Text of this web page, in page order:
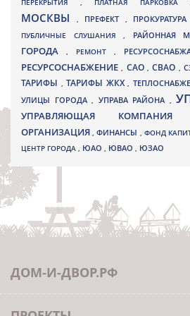
ПЕРЕКРЫТИЯ , ПЛАТНАЯ ПАРКОВКА
МОСКВЫ
, ПРЕФЕКТ , ПРОКУРАТУРА
ПУБЛИЧНЫЕ СЛУШАНИЯ , РАЙОННАЯ
ГОРОДА
, РЕМОНТ ,
РЕСУРСОСНАБЖЕНИЕ, САО,СВАО ,
ТАРИФЫ , ТАРИФЫ ЖКХ ,
УЛИЦЫ ГОРОДА , УПРАВА РАЙОНА ,
УПРАВЛЯЮЩАЯ
ОРГАНИЗАЦИЯ,ФИНАНСЫ , ФОНД
ЦЕНТР ГОРОДА , ЮАО , ЮВАО , ЮЗАО
ДОМ-И-ДВОР.РФ